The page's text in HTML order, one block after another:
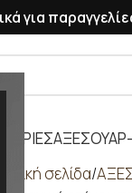
για
Αρχική σελίδα